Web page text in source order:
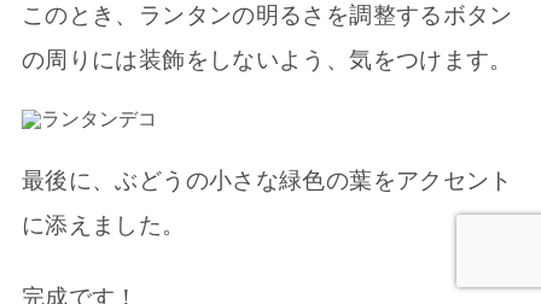
このとき、ランタンの明るさを調整するボタン
の周りには装飾をしないよう、気をつけます。
最後に、ぶどうの小さな緑色の葉をアクセント
に添えました。
完成です！